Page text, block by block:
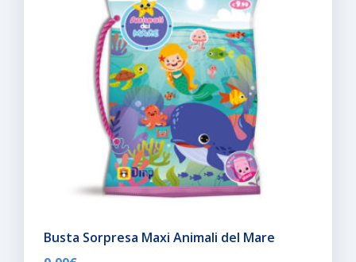
Busta Sorpresa Maxi Animali del Mare